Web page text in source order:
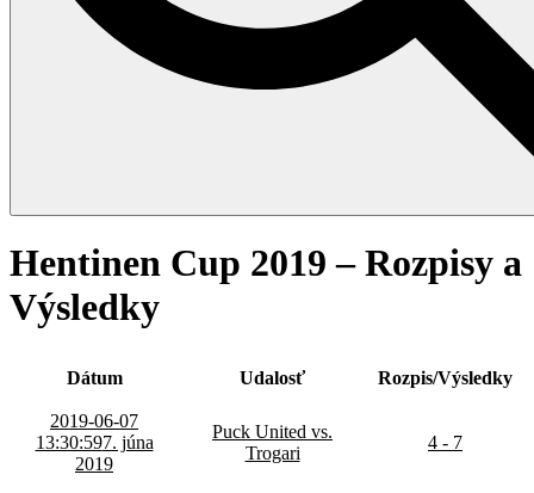
Hentinen Cup 2019 – Rozpisy a
Výsledky
Dátum Udalosť Rozpis/Výsledky
2019-06-07
13:30:597. júna
2019
Puck United vs.
Trogari
4 - 7